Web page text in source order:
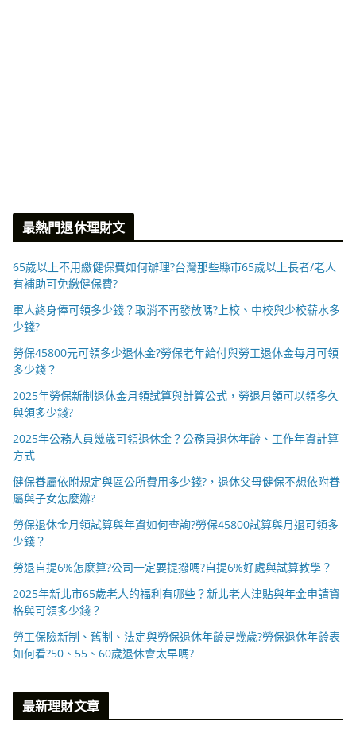
最熱門退休理財文
65歲以上不用繳健保費如何辦理?台灣那些縣市65歲以上長者/老人
有補助可免繳健保費?
軍人終身俸可領多少錢？取消不再發放嗎?上校、中校與少校薪水多
少錢?
勞保45800元可領多少退休金?勞保老年給付與勞工退休金每月可領
多少錢？
2025年勞保新制退休金月領試算與計算公式，勞退月領可以領多久
與領多少錢?
2025年公務人員幾歲可領退休金？公務員退休年齡、工作年資計算
方式
健保眷屬依附規定與區公所費用多少錢?，退休父母健保不想依附眷
屬與子女怎麼辦?
勞保退休金月領試算與年資如何查詢?勞保45800試算與月退可領多
少錢？
勞退自提6%怎麼算?公司一定要提撥嗎?自提6%好處與試算教學？
2025年新北市65歲老人的福利有哪些？新北老人津貼與年金申請資
格與可領多少錢？
勞工保險新制、舊制、法定與勞保退休年齡是幾歲?勞保退休年齡表
如何看?50、55、60歲退休會太早嗎?
最新理財文章